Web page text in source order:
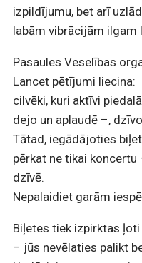
izpildījumu, bet arī
labām vibrācijām ilgam
Pasaules Veselības
Lancet pētījumi liecina:
cilvēki, kuri aktīvi
dejo un aplaudē –,
Tātad, iegādājoties
pērkat ne tikai
dzīvē.
Nepalaidiet garām
Biļetes tiek izpirktas
– jūs nevēlaties palikt